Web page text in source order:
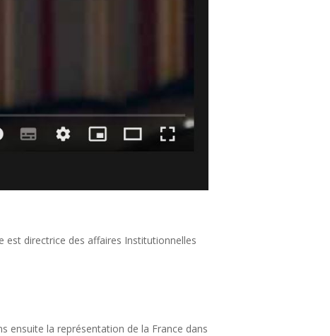
est directrice des affaires Institutionnelles
ensuite la représentation de la France dans